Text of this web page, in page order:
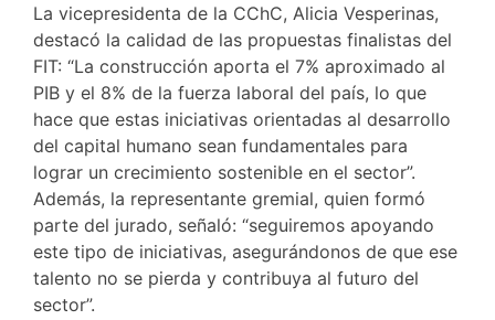
La vicepresidenta de la CChC, Alicia Vesperinas,
destacó la calidad de las propuestas finalistas del
FIT: “La construcción aporta el 7% aproximado al
PIB y el 8% de la fuerza laboral del país, lo que
hace que estas iniciativas orientadas al desarrollo
del capital humano sean fundamentales para
lograr un crecimiento sostenible en el sector”.
Además, la representante gremial, quien formó
parte del jurado, señaló: “seguiremos apoyando
este tipo de iniciativas, asegurándonos de que ese
talento no se pierda y contribuya al futuro del
sector”.